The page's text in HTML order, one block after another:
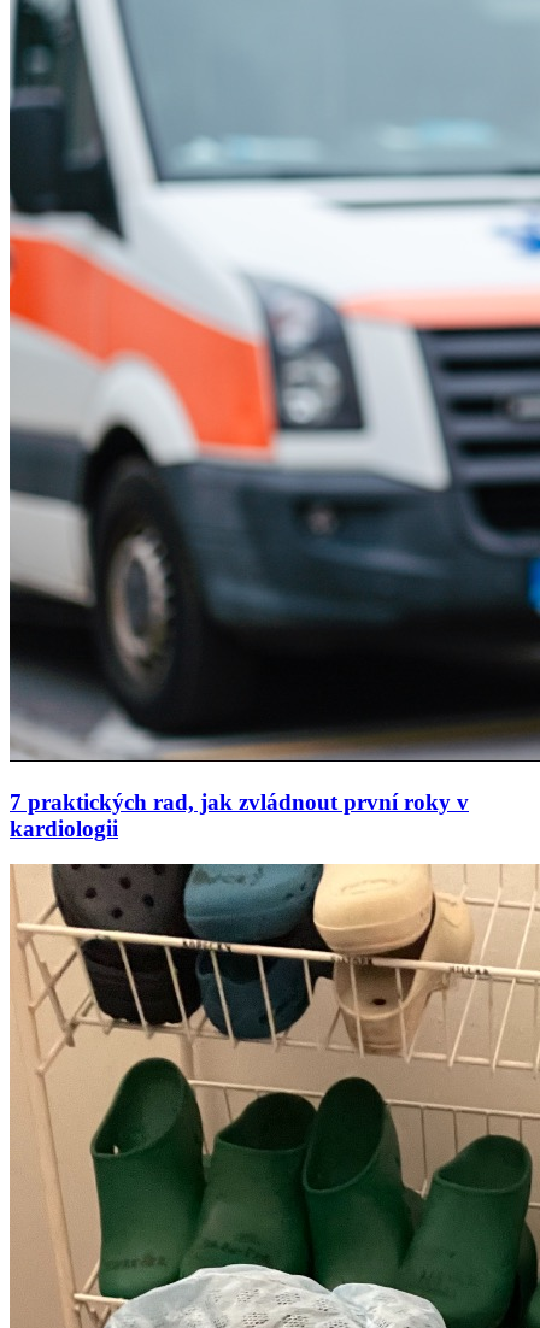
7 praktických rad, jak zvládnout první roky v
kardiologii